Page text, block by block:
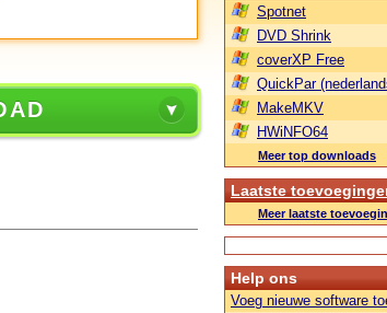
Spotnet
DVD Shrink
coverXP Free
QuickPar
MakeMKV
HWiNFO64
Meer top downloads
Laatste
Meer laatste
Help ons
Voeg nieuwe software